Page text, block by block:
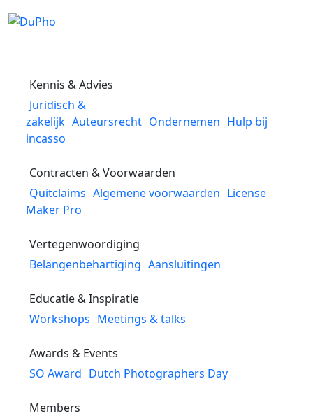
Kennis & Advies
Juridisch &
zakelijk Auteursrecht Ondernemen Hulp bij
incasso
Contracten & Voorwaarden
Quitclaims Algemene voorwaarden License
Maker Pro
Vertegenwoordiging
Belangenbehartiging Aansluitingen
Educatie & Inspiratie
Workshops Meetings & talks
Awards & Events
SO Award Dutch Photographers Day
Members